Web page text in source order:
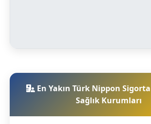
En Yakın Türk Nippon
Sağlık Kurumları